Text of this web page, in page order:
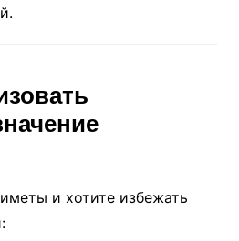
и хотите избежать